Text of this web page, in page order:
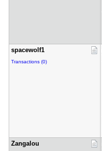
spacewolf1
Transactions (0)
Zangalou